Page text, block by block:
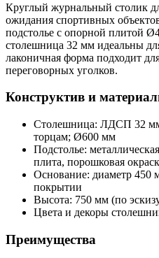
Круглый журнальный столик
ожидания спортивных
подстолье с опорной плитой
столешница 32 мм идеальны
лаконичная форма подходит
переговорных уголков.
Конструктив и
Столешница: ЛДСП 32
торцам; Ø600 мм
Подстолье:
плита, порошковая
Основание: диаметр 450
покрытии
Высота: 750 мм (по
Цвета и декоры
Преимущества